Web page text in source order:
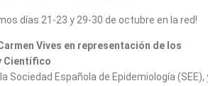
días 21-23 y 29-30 de octubre en la red!
Vives en representación de los
Científico
Sociedad Española de Epidemiología (SEE),